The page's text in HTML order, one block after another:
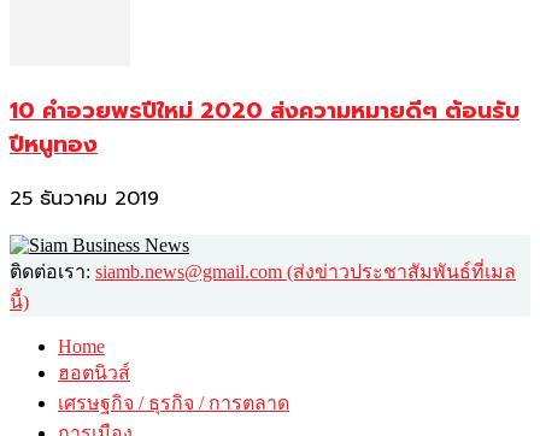
10 คำอวยพรปีใหม่ 2020 ส่งความหมายดีๆ ต้อนรับ
ปีหนูทอง
25 ธันวาคม 2019
ติดต่อเรา: siamb.news@gmail.com (ส่งข่าวประชาสัมพันธ์ที่เมล
นี้)
Home
ฮอตนิวส์
เศรษฐกิจ / ธุรกิจ / การตลาด